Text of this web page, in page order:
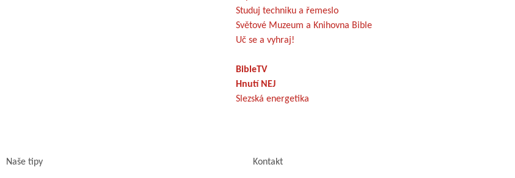
Studuj techniku a řemeslo
Světové Muzeum a Knihovna Bible
Uč se a vyhraj!
BibleTV
Hnutí NEJ
Slezská energetika
Naše tipy Kontakt